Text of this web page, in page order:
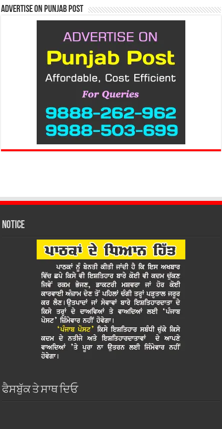
Advertise on Punjab Post
Notice
ਫੈਸਬੁੱਕ ਤੇ ਸਾਥ ਦਿਓ